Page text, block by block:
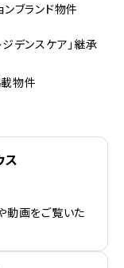
ブランド物件
デンスケア」継承
物件
ス
動画をご覧いた